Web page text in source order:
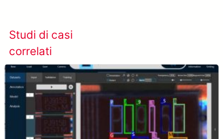
Studi di casi
correlati